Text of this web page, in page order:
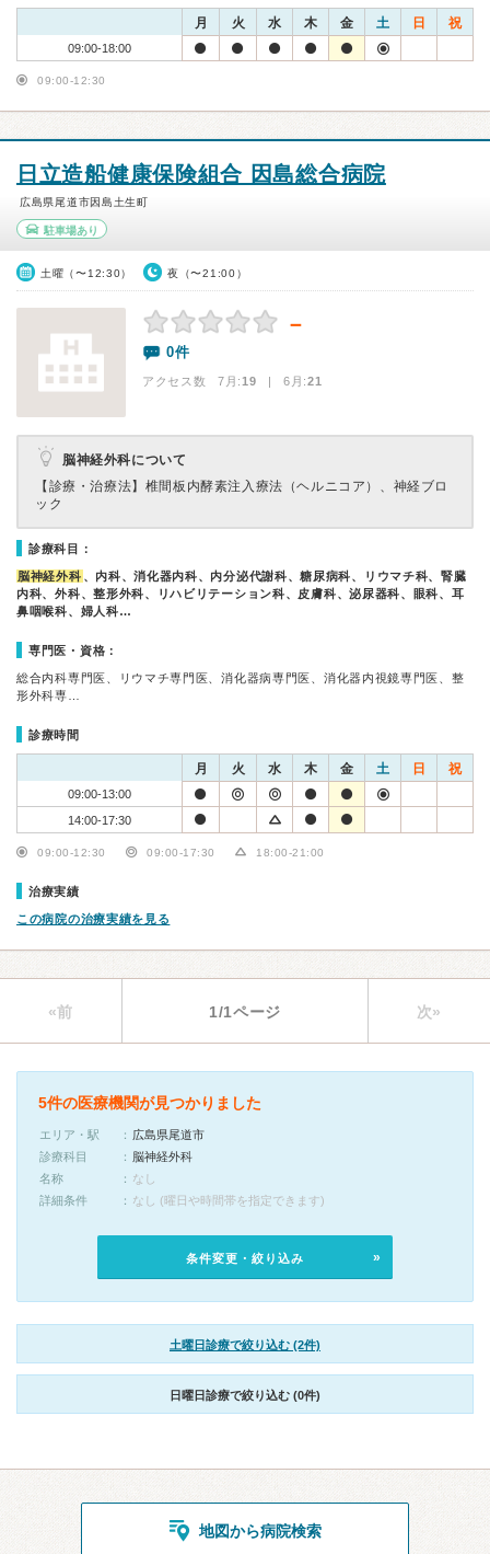
月 火 水 木 金 土 日 祝
09:00-18:00
09:00-12:30
日立造船健康保険組合 因島総合病院
広島県尾道市因島土生町
駐車場あり
土曜（〜12:30） 夜（〜21:00）
－
0件
アクセス数 7月:19 | 6月:21
脳神経外科について
【診療・治療法】 椎間板内酵素注入療法（ヘルニコア）、神経ブロ
ック
診療科目：
脳神経外科 、内科、消化器内科、内分泌代謝科、糖尿病科、リウマチ科、腎臓
内科、外科、整形外科、リハビリテーション科、皮膚科、泌尿器科、眼科、耳
鼻咽喉科、婦人科…
専門医・資格：
総合内科専門医、リウマチ専門医、消化器病専門医、消化器内視鏡専門医、整
形外科専…
診療時間
月 火 水 木 金 土 日 祝
09:00-13:00
14:00-17:30
09:00-12:30 09:00-17:30 18:00-21:00
治療実績
この病院の治療実績を見る
«前 1/1ページ 次»
5件の医療機関が見つかりました
エリア・駅
広島県尾道市
診療科目
脳神経外科
名称
なし
詳細条件
なし (曜日や時間帯を指定できます)
条件変更・絞り込み
土曜日診療で絞り込む (2件)
日曜日診療で絞り込む (0件)
地図から病院検索